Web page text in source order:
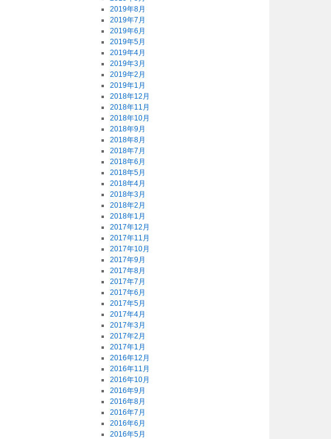
2019年8月
2019年7月
2019年6月
2019年5月
2019年4月
2019年3月
2019年2月
2019年1月
2018年12月
2018年11月
2018年10月
2018年9月
2018年8月
2018年7月
2018年6月
2018年5月
2018年4月
2018年3月
2018年2月
2018年1月
2017年12月
2017年11月
2017年10月
2017年9月
2017年8月
2017年7月
2017年6月
2017年5月
2017年4月
2017年3月
2017年2月
2017年1月
2016年12月
2016年11月
2016年10月
2016年9月
2016年8月
2016年7月
2016年6月
2016年5月